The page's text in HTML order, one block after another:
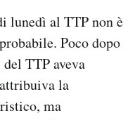
lunedì al TTP non è
Poco dopo
TTP aveva
la
ma